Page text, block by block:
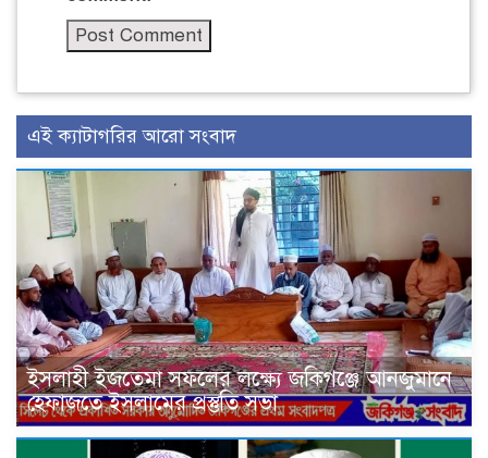
এই ক্যাটাগরির আরো সংবাদ
ইসলাহী ইজতেমা সফলের লক্ষ্যে জকিগঞ্জে আনজুমানে
হেফাজতে ইসলামের প্রস্তুতি সভা